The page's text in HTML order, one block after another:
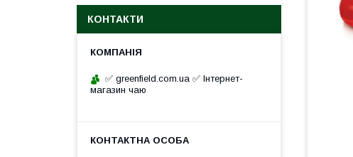
КОНТАКТИ
✅ greenfield.com.ua ✅ Інтернет-
магазин чаю